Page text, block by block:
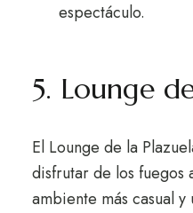
espectáculo.
5. Lounge
El Lounge de la
disfrutar de los fuegos
ambiente más casual